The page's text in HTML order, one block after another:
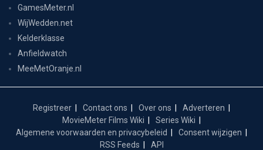
GamesMeter.nl
WijWedden.net
Kelderklasse
Anfieldwatch
MeeMetOranje.nl
Registreer Contact ons Over ons
Adverteren
MovieMeter Films Wiki
Series Wiki
Algemene voorwaarden en privacybeleid
Consent wijzigen
RSS Feeds
API